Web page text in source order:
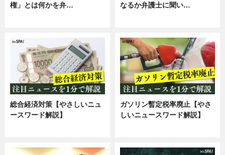
権」とは何かを弁…
なるか弁護士に聞い…
総合経済対策【やさしいニュ
ースワード解説】
ガソリン暫定税率廃止【やさ
しいニュースワード解説】